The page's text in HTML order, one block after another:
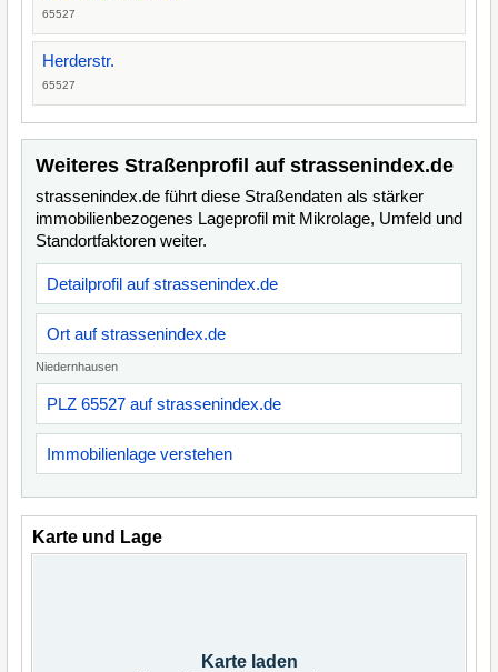
65527
Herderstr.
65527
Weiteres Straßenprofil auf strassenindex.de
strassenindex.de führt diese Straßendaten als stärker
immobilienbezogenes Lageprofil mit Mikrolage, Umfeld und
Standortfaktoren weiter.
Detailprofil auf strassenindex.de
Ort auf strassenindex.de
Niedernhausen
PLZ 65527 auf strassenindex.de
Immobilienlage verstehen
Karte und Lage
Karte laden